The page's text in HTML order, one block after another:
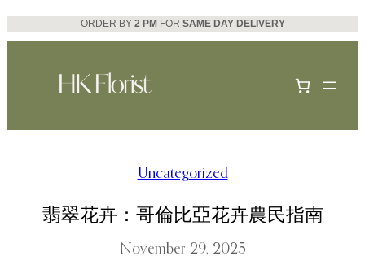
Skip
to
ORDER BY 2 PM FOR SAME DAY DELIVERY
Uncategorized
翡翠花卉：哥倫比亞花卉農民指南
November 29, 2025